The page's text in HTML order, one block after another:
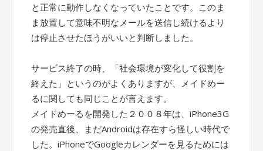
と正常に動作しなくなっていたことです。このま
ま放置して意味不明なメールを送信し続けるより
は停止させたほうがいいと判断しました。
サービス終了の時、「社会環境が変化して役割を
終えた」というのがよくありますが、メイドめー
るに関しても同じことが言えます。
メイドめーるを開発した２００８年は、iPhone3G
の発売直後、まだAndroidは存在すら怪しい時代で
した。iPhoneでGoogleカレンダーを見るためには